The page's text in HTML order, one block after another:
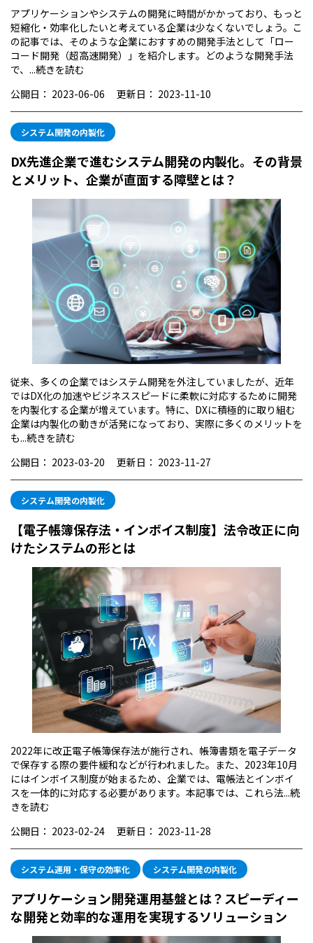
アプリケーションやシステムの開発に時間がかかっており、もっと
短縮化・効率化したいと考えている企業は少なくないでしょう。こ
の記事では、そのような企業におすすめの開発手法として「ロー
コード開発（超高速開発）」を紹介します。どのような開発手法
で、...続きを読む
公開日： 2023-06-06 更新日： 2023-11-10
システム開発の内製化
DX先進企業で進むシステム開発の内製化。その背景
とメリット、企業が直面する障壁とは？
従来、多くの企業ではシステム開発を外注していましたが、近年
ではDX化の加速やビジネススピードに柔軟に対応するために開発
を内製化する企業が増えています。特に、DXに積極的に取り組む
企業は内製化の動きが活発になっており、実際に多くのメリットを
も...続きを読む
公開日： 2023-03-20 更新日： 2023-11-27
システム開発の内製化
【電子帳簿保存法・インボイス制度】法令改正に向
けたシステムの形とは
2022年に改正電子帳簿保存法が施行され、帳簿書類を電子データ
で保存する際の要件緩和などが行われました。また、2023年10月
にはインボイス制度が始まるため、企業では、電帳法とインボイ
スを一体的に対応する必要があります。本記事では、これら法...続
きを読む
公開日： 2023-02-24 更新日： 2023-11-28
システム運用・保守の効率化 システム開発の内製化
アプリケーション開発運用基盤とは？スピーディー
な開発と効率的な運用を実現するソリューション